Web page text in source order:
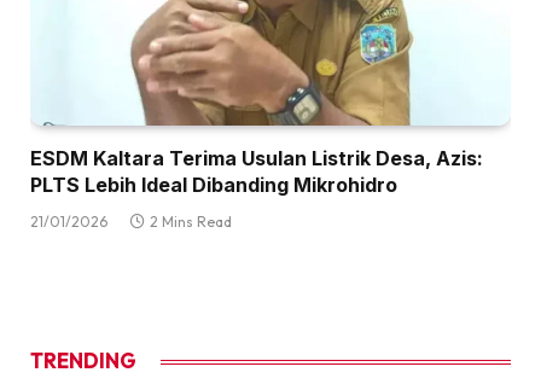
ESDM Kaltara Terima Usulan Listrik Desa, Azis:
PLTS Lebih Ideal Dibanding Mikrohidro
21/01/2026 2 Mins Read
TRENDING